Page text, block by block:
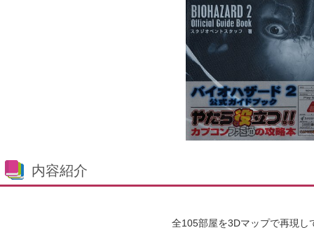
内容紹介
全105部屋を3Dマップで再現し